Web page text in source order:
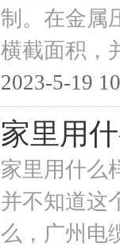
制。在金属
横截面积，
2023-5-19
家里用
家里用什么
并不知道这
么，广州电